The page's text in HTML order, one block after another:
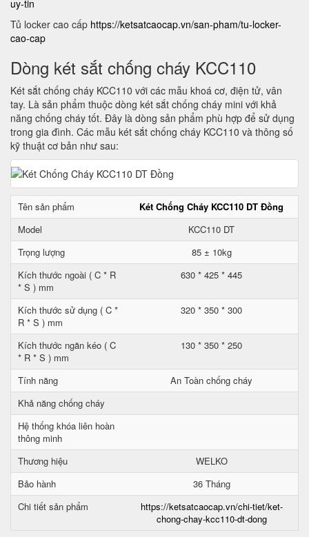
uy-tin
Tủ locker cao cấp https://ketsatcaocap.vn/san-pham/tu-locker-
cao-cap
Dòng két sắt chống cháy KCC110
Két sắt chống cháy KCC110 với các mẫu khoá cơ, điện tử, vân
tay. Là sản phẩm thuộc dòng két sắt chống cháy mini với khả
năng chống cháy tốt. Đây là dòng sản phẩm phù hợp để sử dụng
trong gia đình. Các mẫu két sắt chống cháy KCC110 và thông số
kỹ thuật cơ bản như sau:
Tên sản phẩm
Két Chống Cháy KCC110 DT Đồng
Model
KCC110 DT
Trọng lượng
85 ± 10kg
Kích thước ngoài ( C * R
* S ) mm
630 * 425 * 445
Kích thước sử dụng ( C *
R * S ) mm
320 * 350 * 300
Kích thước ngăn kéo ( C
* R * S ) mm
130 * 350 * 250
Tính năng
An Toàn chống cháy
Khả năng chống cháy
Hệ thống khóa liên hoàn
thông minh
Thương hiệu
WELKO
Bảo hành
36 Tháng
Chi tiết sản phẩm
https://ketsatcaocap.vn/chi-tiet/ket-
chong-chay-kcc110-dt-dong